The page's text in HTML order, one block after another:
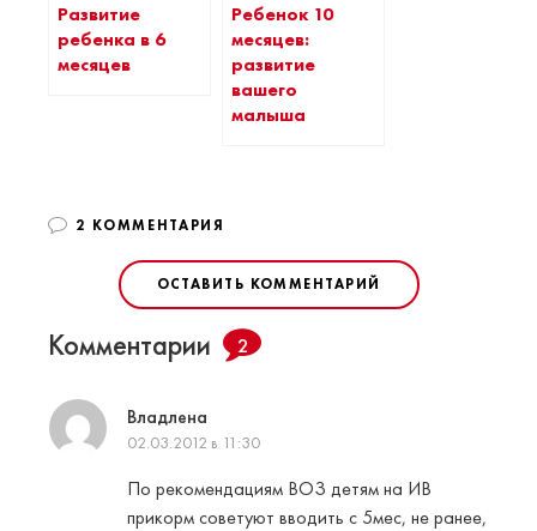
Развитие
ребенка в 6
месяцев
Ребенок 10
месяцев:
развитие
вашего
малыша
2 КОММЕНТАРИЯ
ОСТАВИТЬ КОММЕНТАРИЙ
Комментарии 2
Владлена
02.03.2012 в 11:30
По рекомендациям ВОЗ детям на ИВ
прикорм советуют вводить с 5мес, не ранее,